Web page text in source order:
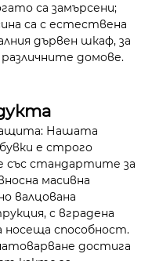
са замърсени;
са с естествена
дървен шкаф, за
домове.
Нашата
е строго
със стандартите за
масивна
валцована
с вградена
носеща способност.
достига